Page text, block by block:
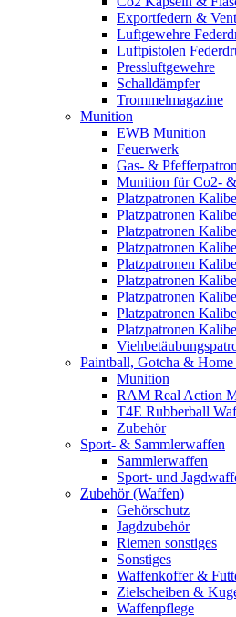
Exportfedern &
Luftgewehre
Luftpistolen
Pressluftgewehre
Schalldämpfer
Trommelmagazine
Munition
EWB Munition
Feuerwerk
Gas- &
Munition für Co2-
Platzpatronen
Platzpatronen
Platzpatronen
Platzpatronen
Platzpatronen
Platzpatronen
Platzpatronen
Platzpatronen
Platzpatronen
Paintball, Gotcha & Home
Munition
RAM Real Action
T4E Rubberball
Zubehör
Sport- & Sammlerwaffen
Sammlerwaffen
Sport- und
Zubehör (Waffen)
Gehörschutz
Jagdzubehör
Riemen sonstiges
Sonstiges
Waffenkoffer &
Zielscheiben &
Waffenpflege